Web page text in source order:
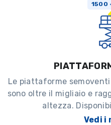
1500
Le piattaforme
sono oltre il migliaio e
altezza.
Vedi i